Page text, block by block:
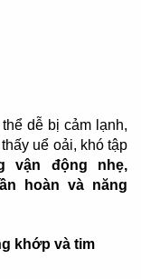
dễ bị cảm lạnh,
uể oải, khó tập
vận động nhẹ,
hoàn và năng
khớp và tim